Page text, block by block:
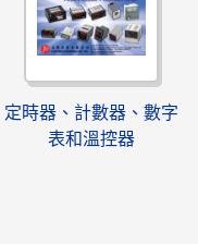
定時器、計數器、數字
表和溫控器